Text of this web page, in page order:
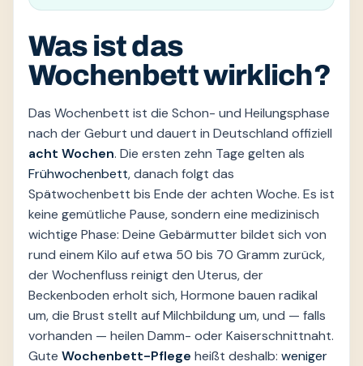
Was ist das
Wochenbett wirklich?
Das Wochenbett ist die Schon- und Heilungsphase
nach der Geburt und dauert in Deutschland offiziell
acht Wochen. Die ersten zehn Tage gelten als
Frühwochenbett, danach folgt das
Spätwochenbett bis Ende der achten Woche. Es ist
keine gemütliche Pause, sondern eine medizinisch
wichtige Phase: Deine Gebärmutter bildet sich von
rund einem Kilo auf etwa 50 bis 70 Gramm zurück,
der Wochenfluss reinigt den Uterus, der
Beckenboden erholt sich, Hormone bauen radikal
um, die Brust stellt auf Milchbildung um, und — falls
vorhanden — heilen Damm- oder Kaiserschnittnaht.
Gute Wochenbett-Pflege heißt deshalb: weniger